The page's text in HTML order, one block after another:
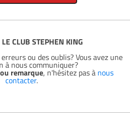
LE CLUB STEPHEN KING
ou des oublis? Vous avez une
à nous communiquer?
remarque, n'hésitez pas à nous
contacter.